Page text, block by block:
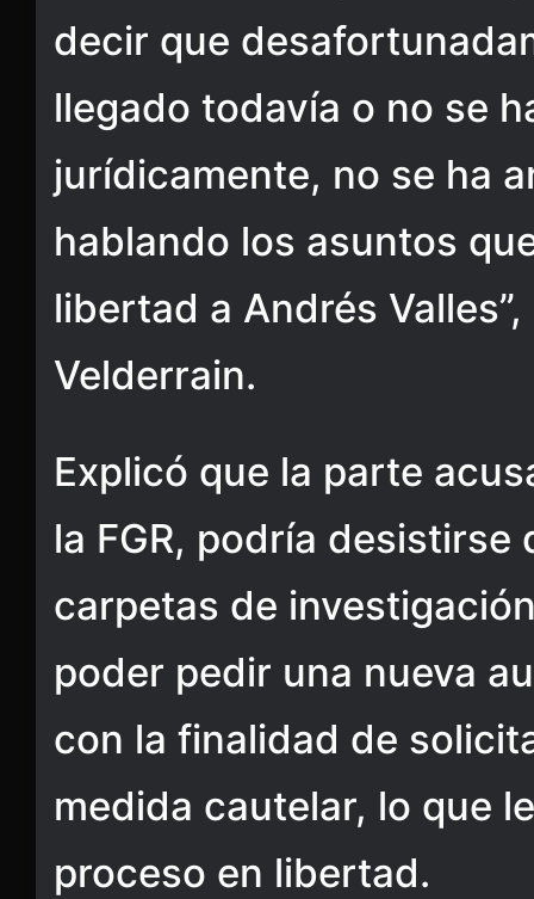
decir que
llegado todavía o no se
jurídicamente, no se ha
hablando los asuntos
libertad a Andrés
Velderrain.
Explicó que la parte
la FGR, podría desistirse
carpetas de
poder pedir una nueva
con la finalidad de
medida cautelar, lo que
proceso en libertad.